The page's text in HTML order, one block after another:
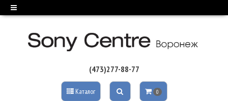
(473)277-88-77
Каталог 0